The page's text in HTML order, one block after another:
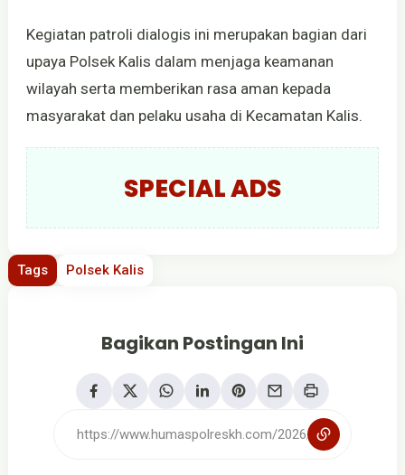
Kegiatan patroli dialogis ini merupakan bagian dari
upaya Polsek Kalis dalam menjaga keamanan
wilayah serta memberikan rasa aman kepada
masyarakat dan pelaku usaha di Kecamatan Kalis.
SPECIAL ADS
Tags Polsek Kalis
Bagikan Postingan Ini